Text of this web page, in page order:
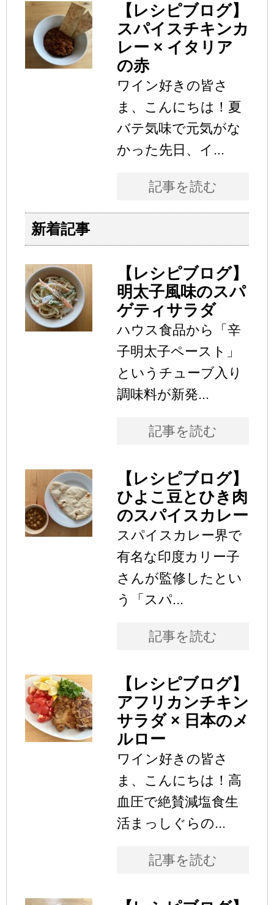
【レシピブログ】
スパイスチキンカ
レー × イタリア
の赤
ワイン好きの皆さ
ま、こんにちは！夏
バテ気味で元気がな
かった先日、イ...
記事を読む
新着記事
【レシピブログ】
明太子風味のスパ
ゲティサラダ
ハウス食品から「辛
子明太子ペースト」
というチューブ入り
調味料が新発...
記事を読む
【レシピブログ】
ひよこ豆とひき肉
のスパイスカレー
スパイスカレー界で
有名な印度カリー子
さんが監修したとい
う「スパ...
記事を読む
【レシピブログ】
アフリカンチキン
サラダ × 日本のメ
ルロー
ワイン好きの皆さ
ま、こんにちは！高
血圧で絶賛減塩食生
活まっしぐらの...
記事を読む